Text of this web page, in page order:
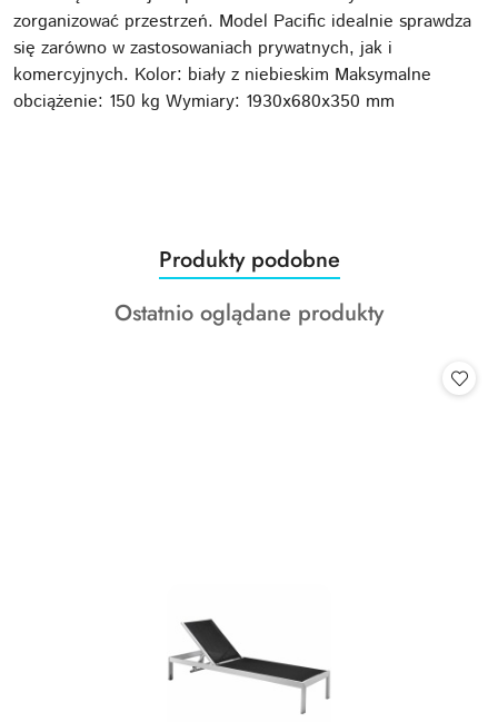
zorganizować przestrzeń. Model Pacific idealnie sprawdza
się zarówno w zastosowaniach prywatnych, jak i
komercyjnych. Kolor: biały z niebieskim Maksymalne
obciążenie: 150 kg Wymiary: 1930x680x350 mm
Pomiń karuzelę produktów
Produkty
o
statusie:
Produkty podobne
Produkty
Ostatnio oglądane produkty